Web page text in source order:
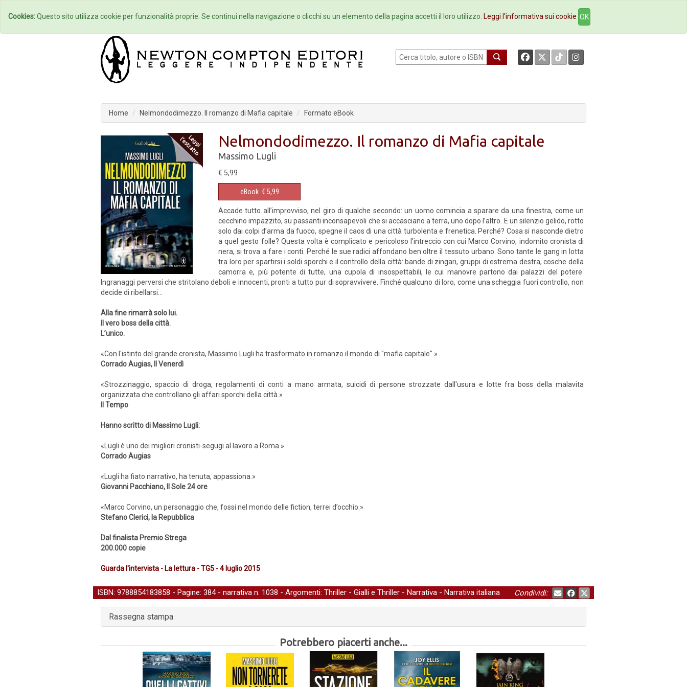
Home Autori Eventi Collane Newsletter Ebookstore Contatti
Home Nelmondodimezzo. Il romanzo di Mafia capitale Formato eBook
Nelmondodimezzo. Il romanzo di Mafia capitale
Massimo Lugli
€ 5,99
eBook € 5,99
Accade tutto all’improvviso, nel giro di qualche secondo: un uomo comincia a sparare da una finestra, come un
cecchino impazzito, su passanti inconsapevoli che si accasciano a terra, uno dopo l’altro. E un silenzio gelido, rotto
solo dai colpi d’arma da fuoco, spegne il caos di una città turbolenta e frenetica. Perché? Cosa si nasconde dietro
a quel gesto folle? Questa volta è complicato e pericoloso l’intreccio con cui Marco Corvino, indomito cronista di
nera, si trova a fare i conti. Perché le sue radici affondano ben oltre il tessuto urbano. Sono tante le gang in lotta
tra loro per spartirsi i soldi sporchi e il controllo della città: bande di zingari, gruppi di estrema destra, cosche della
camorra e, più potente di tutte, una cupola di insospettabili, le cui manovre partono dai palazzi del potere.
Ingranaggi perversi che stritolano deboli e innocenti, pronti a tutto pur di sopravvivere. Finché qualcuno di loro, come una scheggia fuori controllo, non
decide di ribellarsi…
Alla fine rimarrà solo lui.
Il vero boss della città.
L’unico.
«Con l'istinto del grande cronista, Massimo Lugli ha trasformato in romanzo il mondo di "mafia capitale".»
Corrado Augias, Il Venerdì
«Strozzinaggio, spaccio di droga, regolamenti di conti a mano armata, suicidi di persone strozzate dall'usura e lotte fra boss della malavita
organizzata che controllano gli affari sporchi della città.»
Il Tempo
Hanno scritto di Massimo Lugli:
«Lugli è uno dei migliori cronisti-segugi al lavoro a Roma.»
Corrado Augias
«Lugli ha fiato narrativo, ha tenuta, appassiona.»
Giovanni Pacchiano, Il Sole 24 ore
«Marco Corvino, un personaggio che, fossi nel mondo delle fiction, terrei d’occhio.»
Stefano Clerici, la Repubblica
Dal finalista Premio Strega
200.000 copie
Guarda l'intervista - La lettura - TG5 - 4 luglio 2015
ISBN: 9788854183858 - Pagine: 384 - narrativa n. 1038 - Argomenti: Thriller - Gialli e Thriller - Narrativa - Narrativa italiana Condividi:
Rassegna stampa
Potrebbero piacerti anche...
Cookies:Questo sito utilizza cookie per funzionalità proprie. Se continui nella navigazione o clicchi su un elemento della pagina accetti il loro utilizzo. Leggi l'informativa sui cookie OK